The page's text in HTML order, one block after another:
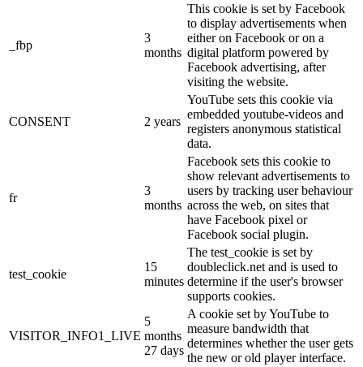
_fbp
3
months
This cookie is set by Facebook
to display advertisements when
either on Facebook or on a
digital platform powered by
Facebook advertising, after
visiting the website.
CONSENT 2 years
YouTube sets this cookie via
embedded youtube-videos and
registers anonymous statistical
data.
fr
3
months
Facebook sets this cookie to
show relevant advertisements to
users by tracking user behaviour
across the web, on sites that
have Facebook pixel or
Facebook social plugin.
test_cookie
15
minutes
The test_cookie is set by
doubleclick.net and is used to
determine if the user's browser
supports cookies.
VISITOR_INFO1_LIVE
5
months
27 days
A cookie set by YouTube to
measure bandwidth that
determines whether the user gets
the new or old player interface.